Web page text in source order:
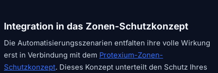
Integration in das Zonen-Schutzkonzept
Die Automatisierungsszenarien entfalten ihre volle Wirkung
erst in Verbindung mit dem Protexium-Zonen-
Schutzkonzept. Dieses Konzept unterteilt den Schutz Ihres